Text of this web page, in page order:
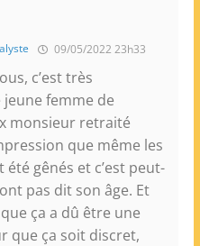
09/05/2022 23h33
c’est très
femme de
monsieur retraité
que même les
gênés et c’est peut-
pas dit son âge. Et
ça a dû être une
que ça soit discret,